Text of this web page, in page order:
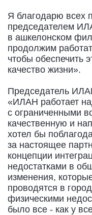
Я благодарю всех
председателем
в ашкелонском
продолжим
чтобы обеспечить
качество жизни».
Председатель
«ИЛАН работает
с ограниченными
качественную и
хотел бы
за настоящее
концепции
недостатками в
изменения,
проводятся в
физическими
было все - как у